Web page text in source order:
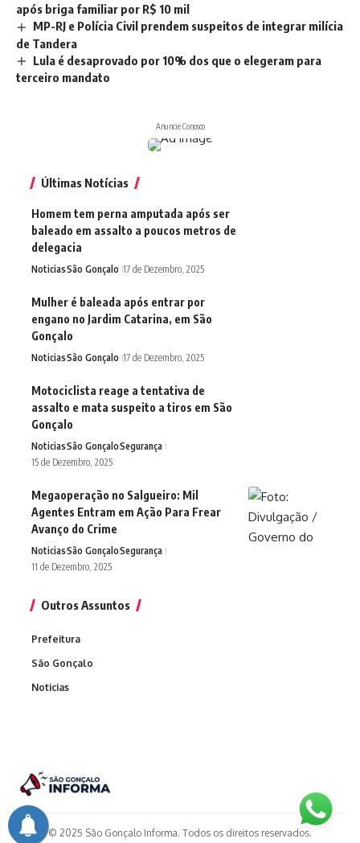
após briga familiar por R$ 10 mil
MP-RJ e Polícia Civil prendem suspeitos de integrar milícia
de Tandera
Lula é desaprovado por 10% dos que o elegeram para
terceiro mandato
Anuncie Conosco
Últimas Notícias
Homem tem perna amputada após ser
baleado em assalto a poucos metros de
delegacia
NoticiasSão Gonçalo 17 de Dezembro, 2025
Mulher é baleada após entrar por
engano no Jardim Catarina, em São
Gonçalo
NoticiasSão Gonçalo 17 de Dezembro, 2025
Motociclista reage a tentativa de
assalto e mata suspeito a tiros em São
Gonçalo
NoticiasSão GonçaloSegurança
15 de Dezembro, 2025
Megaoperação no Salgueiro: Mil
Agentes Entram em Ação Para Frear
Avanço do Crime
NoticiasSão GonçaloSegurança
11 de Dezembro, 2025
Outros Assuntos
Prefeitura
São Gonçalo
Noticias
© 2025 São Gonçalo Informa. Todos os direitos reservados.